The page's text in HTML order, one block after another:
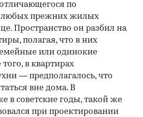
по
любых прежних жилых
Пространство он разбил на
полагая, что в них
или одинокие
в квартирах
— предполагалось, что
вне дома. В
в советские годы, такой же
при проектировании